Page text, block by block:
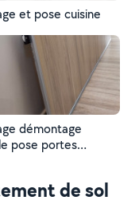
et pose cuisine
démontage
pose portes
de sol